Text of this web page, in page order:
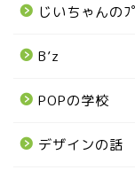
じいちゃんの
B’z
POPの学校
デザインの話